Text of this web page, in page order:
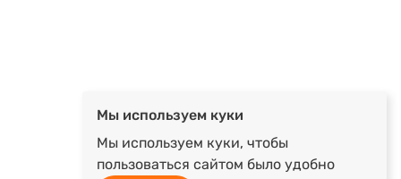
Мы используем куки
Мы используем куки, чтобы
пользоваться сайтом было удобно